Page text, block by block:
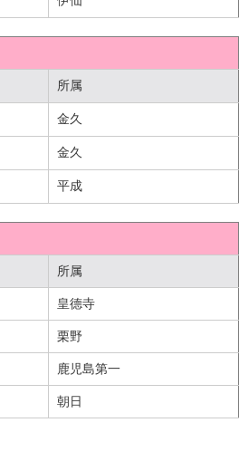
所属
金久
金久
平成
所属
皇德寺
栗野
鹿児島第一
朝日